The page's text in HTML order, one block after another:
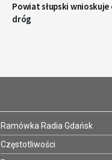
Powiat słupski wnioskuje
dróg
Ramówka Radia Gdańsk
Częstotliwości